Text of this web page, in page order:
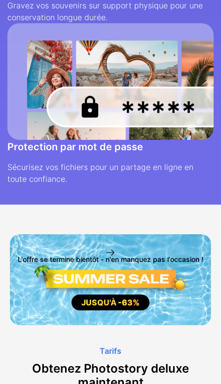
Gravez vos souvenirs sur support physique pour une
conservation longue durée.
Protection par mot de passe
Sécurisez vos fichiers pour un partage en ligne en
toute confiance.
L'offre se termine bientôt - n'en manquez pas l'occasion !
JUSQU'À -63%
Tarifs
Obtenez Photostory deluxe